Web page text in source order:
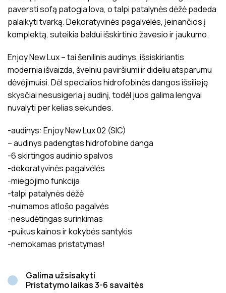
paversti sofą patogia lova, o talpi patalynės dėžė padeda
palaikyti tvarką. Dekoratyvinės pagalvėlės, įeinančios į
komplektą, suteikia baldui išskirtinio žavesio ir jaukumo.
Enjoy New Lux – tai šenilinis audinys, išsiskiriantis
modernia išvaizda, švelniu paviršiumi ir dideliu atsparumu
dėvėjimuisi. Dėl specialios hidrofobinės dangos išsilieję
skysčiai nesusigeria į audinį, todėl juos galima lengvai
nuvalyti per kelias sekundes.
-audinys: Enjoy New Lux 02 (SIC)
– audinys padengtas hidrofobine danga
-6 skirtingos audinio spalvos
-dekoratyvinės pagalvėlės
-miegojimo funkcija
-talpi patalynės dėžė
-nuimamos atlošo pagalvės
-nesudėtingas surinkimas
-puikus kainos ir kokybės santykis
-nemokamas pristatymas!
Galima užsisakyti
Pristatymo laikas 3-6 savaitės